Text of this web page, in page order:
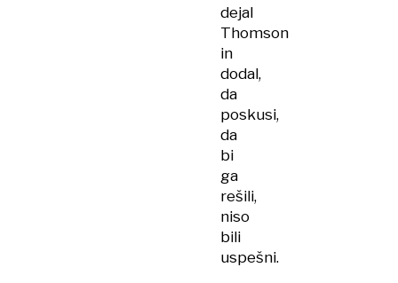
dejal
Thomson
in
dodal,
da
poskusi,
da
bi
ga
rešili,
niso
bili
uspešni.